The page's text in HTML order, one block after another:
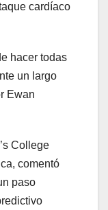
cardíaco
hacer todas
un largo
Ewan
College
comentó
paso